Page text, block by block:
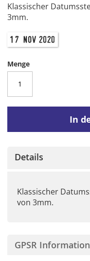
Klassischer
3mm.
Menge
In
Details
Klassischer
von 3mm.
GPSR